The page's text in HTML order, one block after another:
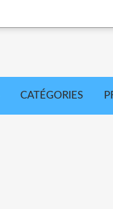
CATÉGORIES